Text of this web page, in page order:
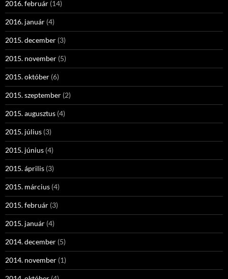
2016. február (14)
2016. január (4)
2015. december (3)
2015. november (5)
2015. október (6)
2015. szeptember (2)
2015. augusztus (4)
2015. július (3)
2015. június (4)
2015. április (3)
2015. március (4)
2015. február (3)
2015. január (4)
2014. december (5)
2014. november (1)